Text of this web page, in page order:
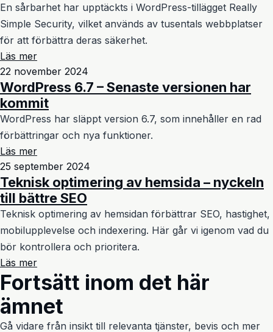
En sårbarhet har upptäckts i WordPress-tillägget Really
Simple Security, vilket används av tusentals webbplatser
för att förbättra deras säkerhet.
Läs mer
22 november 2024
WordPress 6.7 – Senaste versionen har
kommit
WordPress har släppt version 6.7, som innehåller en rad
förbättringar och nya funktioner.
Läs mer
25 september 2024
Teknisk optimering av hemsida – nyckeln
till bättre SEO
Teknisk optimering av hemsidan förbättrar SEO, hastighet,
mobilupplevelse och indexering. Här går vi igenom vad du
bör kontrollera och prioritera.
Läs mer
Fortsätt inom det här
ämnet
Gå vidare från insikt till relevanta tjänster, bevis och mer